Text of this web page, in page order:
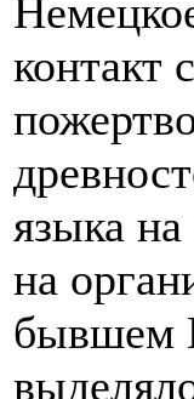
контакт
языка
на
бывшем